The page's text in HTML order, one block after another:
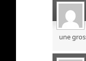
une